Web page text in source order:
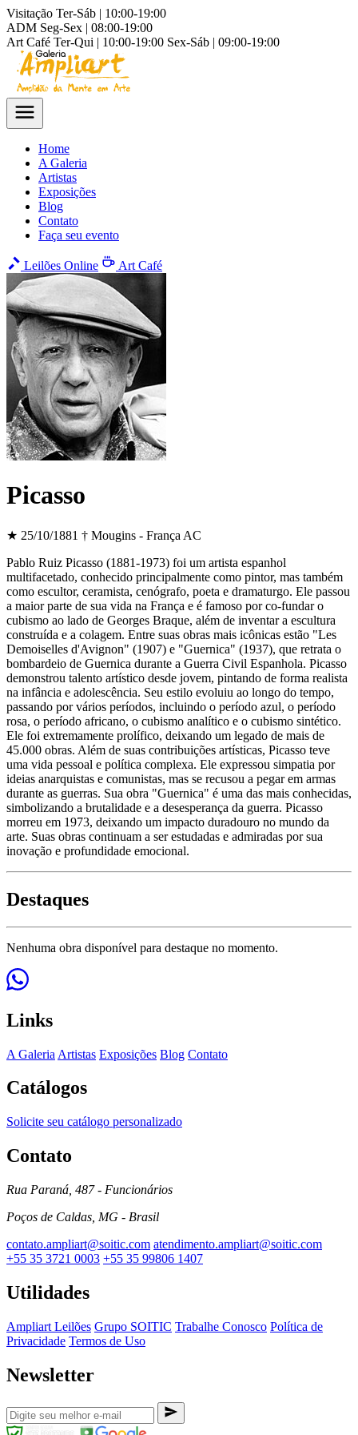
Visitação Ter-Sáb | 10:00-19:00
ADM Seg-Sex | 08:00-19:00
Art Café Ter-Qui | 10:00-19:00 Sex-Sáb | 09:00-19:00
Home
A Galeria
Artistas
Exposições
Blog
Contato
Faça seu evento
Leilões Online Art Café
Picasso
★ 25/10/1881 † Mougins - França AC
Pablo Ruiz Picasso (1881-1973) foi um artista espanhol
multifacetado, conhecido principalmente como pintor, mas também
como escultor, ceramista, cenógrafo, poeta e dramaturgo. Ele passou
a maior parte de sua vida na França e é famoso por co-fundar o
cubismo ao lado de Georges Braque, além de inventar a escultura
construída e a colagem. Entre suas obras mais icônicas estão "Les
Demoiselles d'Avignon" (1907) e "Guernica" (1937), que retrata o
bombardeio de Guernica durante a Guerra Civil Espanhola. Picasso
demonstrou talento artístico desde jovem, pintando de forma realista
na infância e adolescência. Seu estilo evoluiu ao longo do tempo,
passando por vários períodos, incluindo o período azul, o período
rosa, o período africano, o cubismo analítico e o cubismo sintético.
Ele foi extremamente prolífico, deixando um legado de mais de
45.000 obras. Além de suas contribuições artísticas, Picasso teve
uma vida pessoal e política complexa. Ele expressou simpatia por
ideias anarquistas e comunistas, mas se recusou a pegar em armas
durante as guerras. Sua obra "Guernica" é uma das mais conhecidas,
simbolizando a brutalidade e a desesperança da guerra. Picasso
morreu em 1973, deixando um impacto duradouro no mundo da
arte. Suas obras continuam a ser estudadas e admiradas por sua
inovação e profundidade emocional.
Destaques
Nenhuma obra disponível para destaque no momento.
Links
A Galeria Artistas Exposições Blog Contato
Catálogos
Solicite seu catálogo personalizado
Contato
Rua Paraná, 487 - Funcionários
Poços de Caldas, MG - Brasil
contato.ampliart@soitic.com atendimento.ampliart@soitic.com
+55 35 3721 0003 +55 35 99806 1407
Utilidades
Ampliart Leilões Grupo SOITIC Trabalhe Conosco Política de
Privacidade Termos de Uso
Newsletter